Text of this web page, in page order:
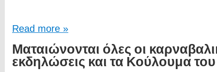
Read more »
Ματαιώνονται όλες οι
εκδηλώσεις και τα Κούλουμα